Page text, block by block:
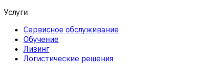
Услуги
Сервисное обслуживание
Обучение
Лизинг
Логистические решения